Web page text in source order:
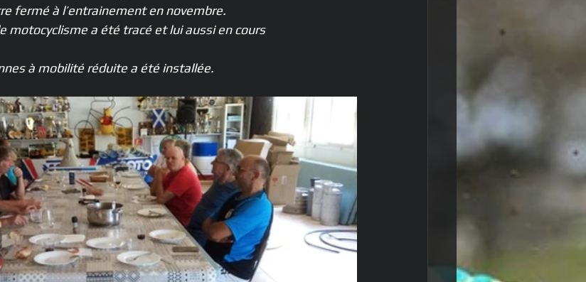
fermé à l’entrainement en novembre.
motocyclisme a été tracé et lui aussi en cours
à mobilité réduite a été installée.